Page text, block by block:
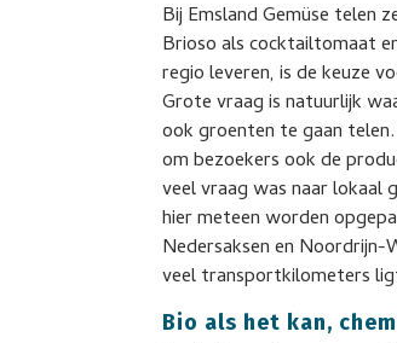
Bij Emsland Gemüse telen
Brioso als cocktailtomaat
regio leveren, is de keuze
Grote vraag is natuurlijk
ook groenten te gaan
om bezoekers ook de
veel vraag was naar lokaal
hier meteen worden
Nedersaksen en
veel transportkilometers
Bio als het kan,